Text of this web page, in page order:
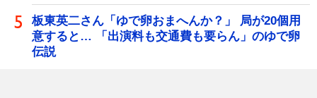
板東英二さん「ゆで卵おまへんか？」 局が20個用
意すると… 「出演料も交通費も要らん」のゆで卵
伝説